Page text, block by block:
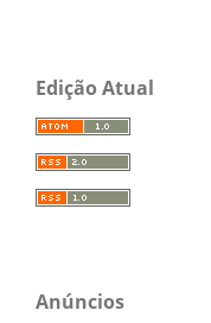
Edição Atual
Anúncios